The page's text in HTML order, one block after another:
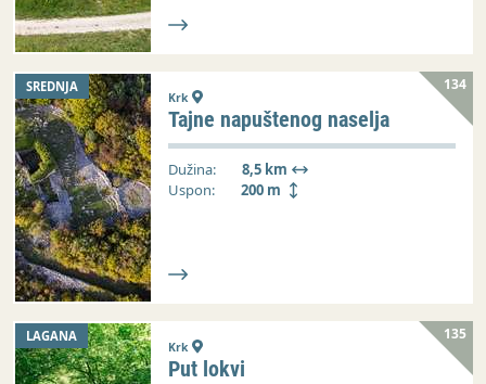
SREDNJA 134
Krk
Tajne napuštenog naselja
Dužina:
8,5 km
Uspon:
200 m
LAGANA 135
Krk
Put lokvi